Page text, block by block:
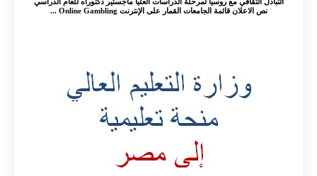
نص الاعلان قائمة الجامعات القمار على الإنترنت Online Gambling ...